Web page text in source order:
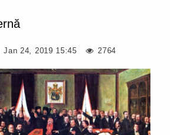
Jan 24, 2019 15:45 2764